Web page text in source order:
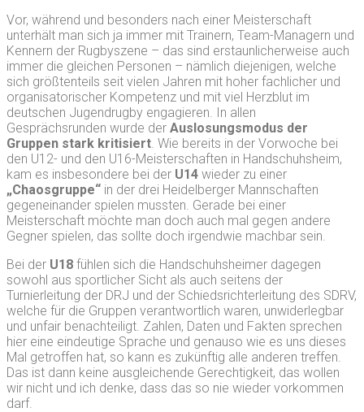
Vor, während und besonders nach einer Meisterschaft
unterhält man sich ja immer mit Trainern, Team-Managern und
Kennern der Rugbyszene – das sind erstaunlicherweise auch
immer die gleichen Personen – nämlich diejenigen, welche
sich größtenteils seit vielen Jahren mit hoher fachlicher und
organisatorischer Kompetenz und mit viel Herzblut im
deutschen Jugendrugby engagieren. In allen
Gesprächsrunden wurde der Auslosungsmodus der
Gruppen stark kritisiert . Wie bereits in der Vorwoche bei
den U12- und den U16-Meisterschaften in Handschuhsheim,
kam es insbesondere bei der U14 wieder zu einer
„Chaosgruppe“ in der drei Heidelberger Mannschaften
gegeneinander spielen mussten. Gerade bei einer
Meisterschaft möchte man doch auch mal gegen andere
Gegner spielen, das sollte doch irgendwie machbar sein.
Bei der U18 fühlen sich die Handschuhsheimer dagegen
sowohl aus sportlicher Sicht als auch seitens der
Turnierleitung der DRJ und der Schiedsrichterleitung des SDRV,
welche für die Gruppen verantwortlich waren, unwiderlegbar
und unfair benachteiligt. Zahlen, Daten und Fakten sprechen
hier eine eindeutige Sprache und genauso wie es uns dieses
Mal getroffen hat, so kann es zukünftig alle anderen treffen.
Das ist dann keine ausgleichende Gerechtigkeit, das wollen
wir nicht und ich denke, dass das so nie wieder vorkommen
darf.